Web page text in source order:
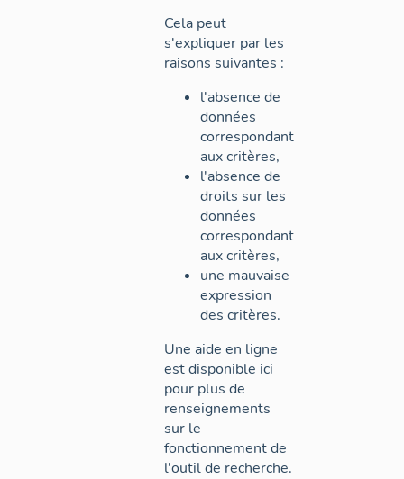
Cela peut
s'expliquer par les
raisons suivantes :
l'absence de
données
correspondant
aux critères,
l'absence de
droits sur les
données
correspondant
aux critères,
une mauvaise
expression
des critères.
Une aide en ligne
est disponible ici
pour plus de
renseignements
sur le
fonctionnement de
l'outil de recherche.